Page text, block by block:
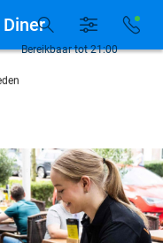
Bereikbaar tot 21:00